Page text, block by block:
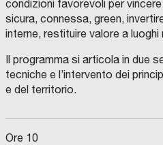
condizioni favorevoli per
sicura, connessa, green,
interne, restituire valore a luoghi
Il programma si articola in due
tecniche e l’intervento dei
e del territorio.
Ore 10